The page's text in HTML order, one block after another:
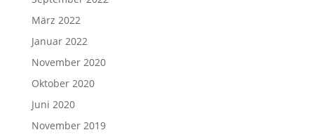
März 2022
Januar 2022
November 2020
Oktober 2020
Juni 2020
November 2019